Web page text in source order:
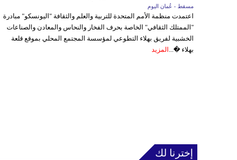
مسقط - عُمان اليوم
اعتمدت منظمة الأمم المتحدة للتربية والعلم والثقافة "اليونسكو" مبادرة
"الممتلك الثقافي" الخاصة بحرف الفخار والنحاس والمعادن والصناعات
الخشبية لفريق بهلاء التطوعي لمؤسسة المجتمع المحلي بموقع قلعة
بهلاء �... المزيد
إخترنا لك